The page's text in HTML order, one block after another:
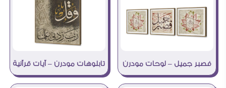
فصبر جميل – لوحات مودرن تابلوهات مودرن – آيات قرآنية